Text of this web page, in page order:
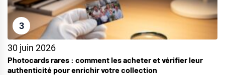
3
30 juin 2026
Photocards rares : comment les acheter et vérifier leur
authenticité pour enrichir votre collection